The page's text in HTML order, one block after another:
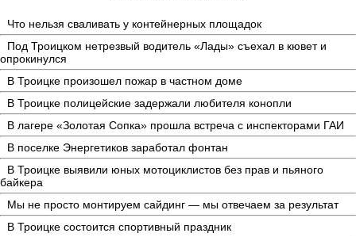
Что нельзя сваливать у контейнерных площадок
Под Троицком нетрезвый водитель «Лады» съехал в кювет и
опрокинулся
В Троицке произошел пожар в частном доме
В Троицке полицейские задержали любителя конопли
В лагере «Золотая Сопка» прошла встреча с инспекторами ГАИ
В поселке Энергетиков заработал фонтан
В Троицке выявили юных мотоциклистов без прав и пьяного
байкера
Мы не просто монтируем сайдинг — мы отвечаем за результат
В Троицке состоится спортивный праздник